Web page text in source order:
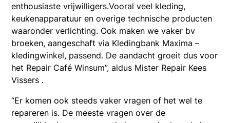
enthousiaste vrijwilligers.Vooral veel kleding,
keukenapparatuur en overige technische producten
waaronder verlichting. Ook maken we vaker bv
broeken, aangeschaft via Kledingbank Maxima –
kledingwinkel, passend. De aandacht groeit dus voor
het Repair Café Winsum”, aldus Mister Repair Kees
Vissers .
“Er komen ook steeds vaker vragen of het wel te
repareren is. De meeste vragen over de